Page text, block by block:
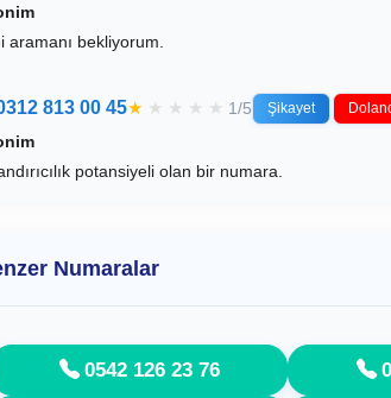
aramanı bekliyorum.
813 00 45★ ★ ★ ★ ★ 1/5 Şikayet
potansiyeli olan bir numara.
Numaralar
0542 126 23 76